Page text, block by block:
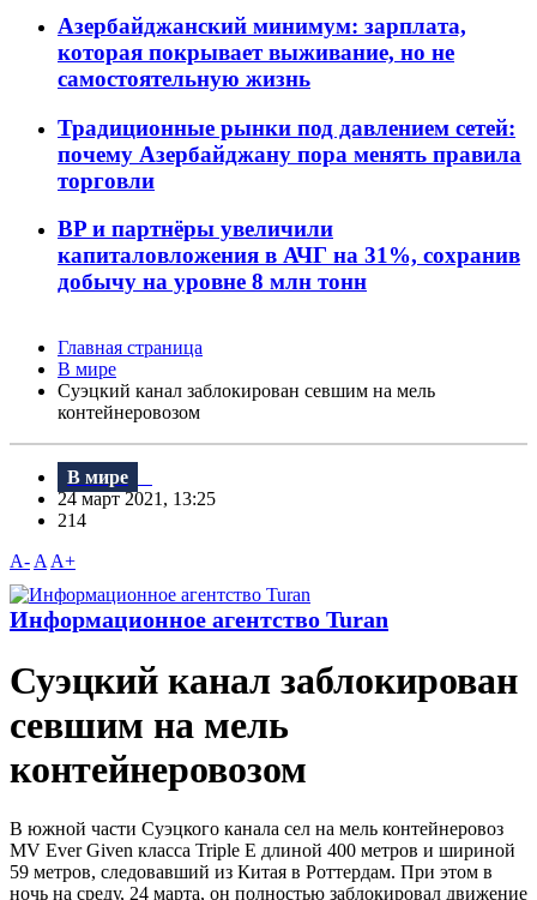
Азербайджанский минимум: зарплата,
которая покрывает выживание, но не
самостоятельную жизнь
Традиционные рынки под давлением сетей:
почему Азербайджану пора менять правила
торговли
BP и партнёры увеличили
капиталовложения в АЧГ на 31%, сохранив
добычу на уровне 8 млн тонн
Главная страница
В мире
Суэцкий канал заблокирован севшим на мель
контейнеровозом
В мире
24 март 2021, 13:25
214
A- A A+
Информационное агентство Turan
Суэцкий канал заблокирован
севшим на мель
контейнеровозом
В южной части Суэцкого канала сел на мель контейнеровоз
MV Ever Given класса Triple E длиной 400 метров и шириной
59 метров, следовавший из Китая в Роттердам. При этом в
ночь на среду, 24 марта, он полностью заблокировал движение